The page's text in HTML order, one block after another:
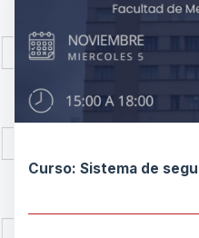
Curso: Sistema de